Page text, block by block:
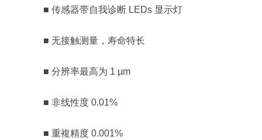
■ 传感器带自我诊断 LEDs 显示灯
■ 无接触测量，寿命特长
■ 分辨率最高为 1 µm
■ 非线性度 0.01%
■ 重複精度 0.001%